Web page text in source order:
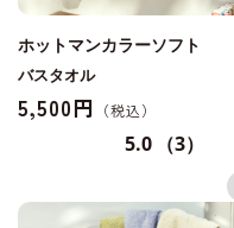
ホットマンカラーソフト
バスタオル
5,500円
5.0 （3）